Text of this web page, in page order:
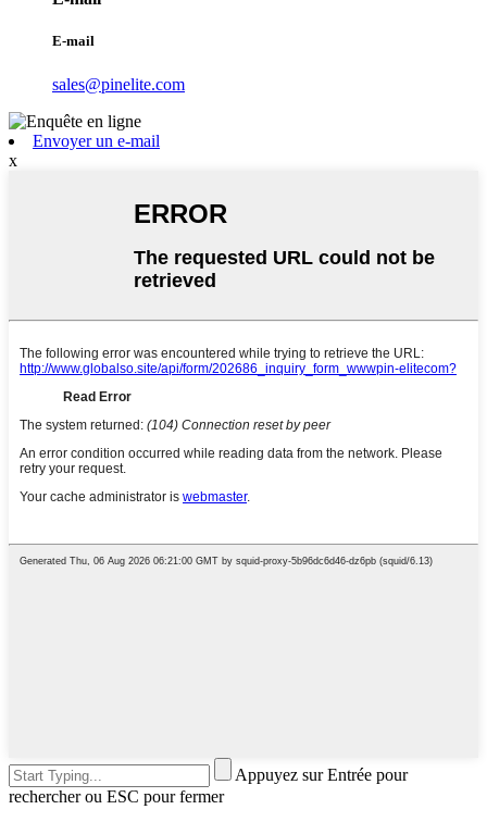
E-mail
sales@pinelite.com
Envoyer un e-mail
x
Appuyez sur Entrée pour
rechercher ou ESC pour fermer